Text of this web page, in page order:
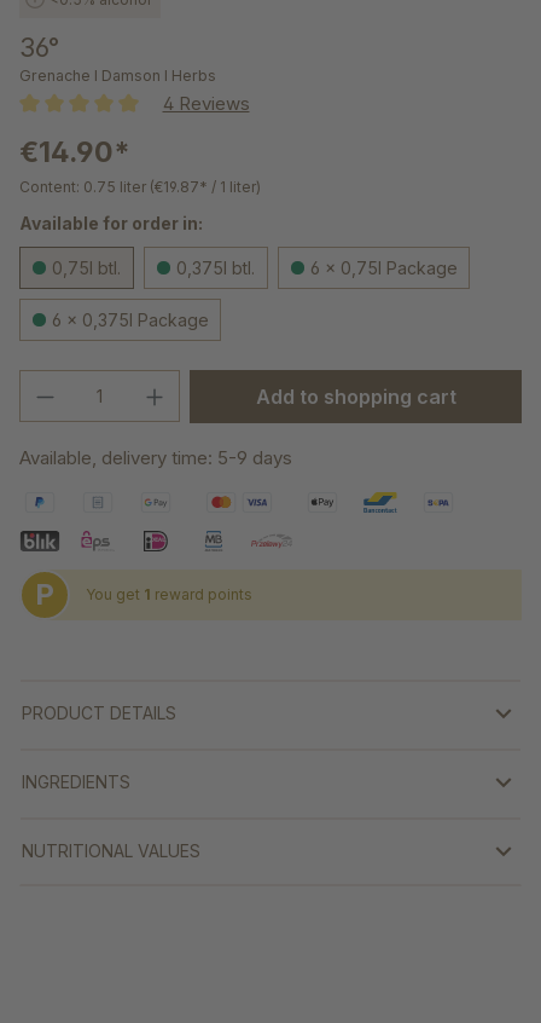
36°
Grenache l Damson l Herbs
4 Reviews
€14.90*
Content: 0.75 liter (€19.87* / 1 liter)
Available for order in:
0,75l btl. 0,375l btl. 6 x 0,75l Package
6 x 0,375l Package
Product Quantity: Enter the desired
Add to shopping cart
Available, delivery time: 5-9 days
P You get 1 reward points
PRODUCT DETAILS
INGREDIENTS
NUTRITIONAL VALUES